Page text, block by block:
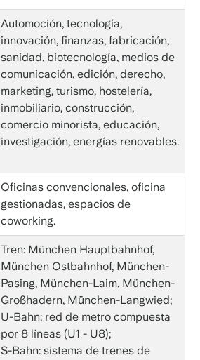
Automoción, tecnología,
innovación, finanzas, fabricación,
sanidad, biotecnología, medios de
comunicación, edición, derecho,
marketing, turismo, hostelería,
inmobiliario, construcción,
comercio minorista, educación,
investigación, energías renovables.
Oficinas convencionales, oficina
gestionadas, espacios de
coworking.
Tren: München Hauptbahnhof,
München Ostbahnhof, München-
Pasing, München-Laim, München-
Großhadern, München-Langwied;
U-Bahn: red de metro compuesta
por 8 líneas (U1 - U8);
S-Bahn: sistema de trenes de